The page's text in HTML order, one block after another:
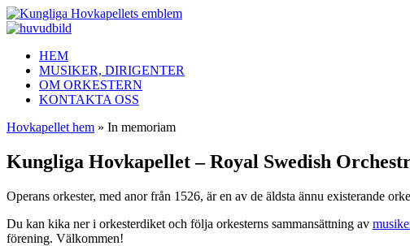
HEM
MUSIKER, DIRIGENTER
OM ORKESTERN
KONTAKTA OSS
Hovkapellet hem » In memoriam
Kungliga Hovkapellet – Royal Swedish
Operans orkester, med anor från 1526, är en av de äldsta ännu existerande
Du kan kika ner i orkesterdiket och följa orkesterns sammansättning av
förening. Välkommen!